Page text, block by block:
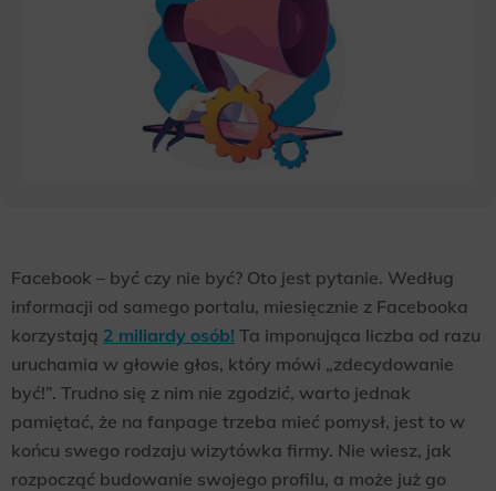
Facebook – być czy nie być? Oto jest pytanie. Według
informacji od samego portalu, miesięcznie z Facebooka
korzystają 2 miliardy osób! Ta imponująca liczba od razu
uruchamia w głowie głos, który mówi „zdecydowanie
być!”. Trudno się z nim nie zgodzić, warto jednak
pamiętać, że na fanpage trzeba mieć pomysł, jest to w
końcu swego rodzaju wizytówka firmy. Nie wiesz, jak
rozpocząć budowanie swojego profilu, a może już go